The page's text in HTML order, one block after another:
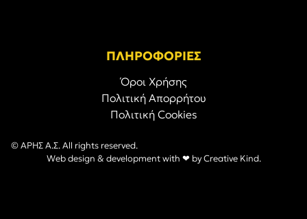
ΠΛΗΡΟΦΟΡΙΕΣ
Όροι Χρήσης
Πολιτική Απορρήτου
Πολιτική Cookies
© ΑΡΗΣ Α.Σ. All rights reserved.
Web design & development with ❤︎ byCreative Kind.